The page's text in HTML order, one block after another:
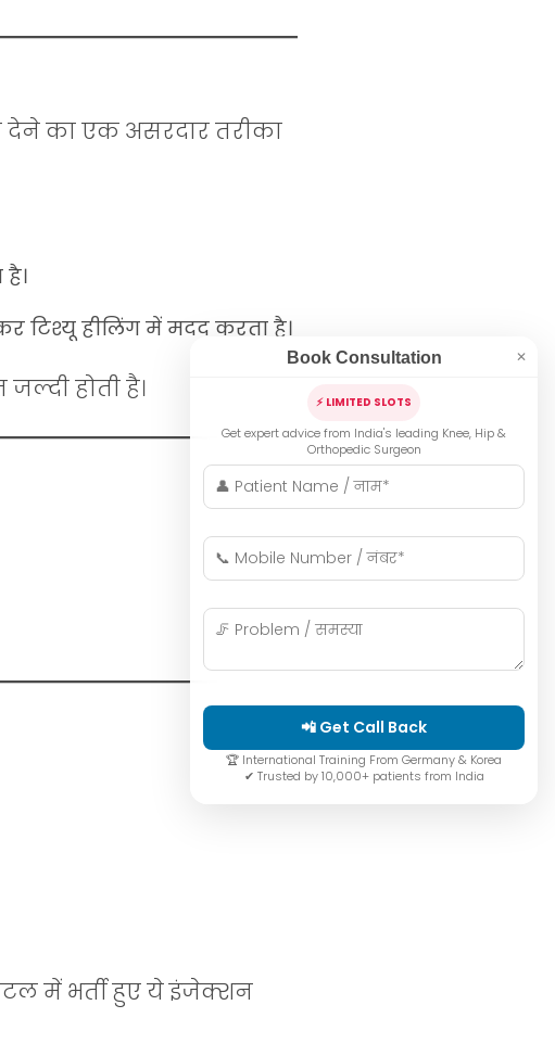
देने का एक असरदार तरीका
टिश्यू हीलिंग में मदद करता है।
होती है।
में भर्ती हुए ये इंजेक्शन
Book Consultation ✕
⚡ LIMITED SLOTS
Get expert advice from India's leading Knee, Hip &
Orthopedic Surgeon
📲 Get Call Back
🏆 International Training From Germany & Korea
✔ Trusted by 10,000+ patients from India